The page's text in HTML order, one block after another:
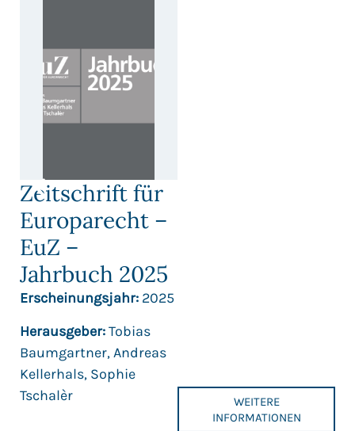
Zeitschrift für
Europarecht –
EuZ –
Jahrbuch 2025
Erscheinungsjahr: 2025
Herausgeber:Tobias
Baumgartner, Andreas
Kellerhals, Sophie
Tschalèr
WEITERE
INFORMATIONEN